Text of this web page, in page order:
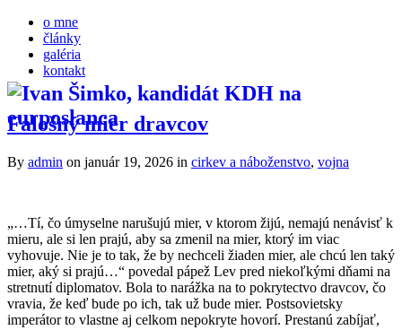
o mne
články
galéria
kontakt
Falošný mier dravcov
By admin on január 19, 2026 in cirkev a náboženstvo, vojna
„…Tí, čo úmyselne narušujú mier, v ktorom žijú, nemajú nenávisť k
mieru, ale si len prajú, aby sa zmenil na mier, ktorý im viac
vyhovuje. Nie je to tak, že by nechceli žiaden mier, ale chcú len taký
mier, aký si prajú…“ povedal pápež Lev pred niekoľkými dňami na
stretnutí diplomatov. Bola to narážka na to pokrytectvo dravcov, čo
vravia, že keď bude po ich, tak už bude mier. Postsovietsky
imperátor to vlastne aj celkom nepokryte hovorí. Prestanú zabíjať,